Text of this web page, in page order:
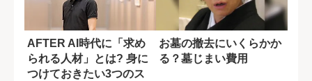
AFTER AI時代に「求め
られる人材」とは? 身に
つけておきたい3つのス
お墓の撤去にいくらかか
る？墓じまい費用